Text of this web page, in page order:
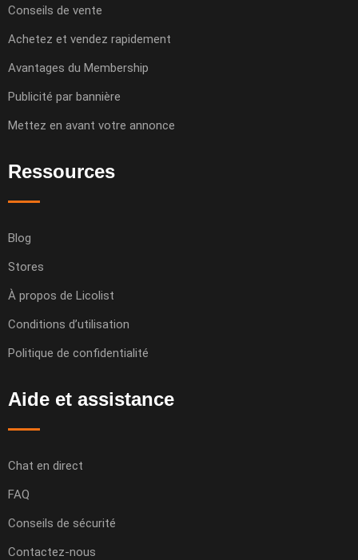
Conseils de vente
Achetez et vendez rapidement
Avantages du Membership
Publicité par bannière
Mettez en avant votre annonce
Ressources
Blog
Stores
À propos de Licolist
Conditions d’utilisation
Politique de confidentialité
Aide et assistance
Chat en direct
FAQ
Conseils de sécurité
Contactez-nous